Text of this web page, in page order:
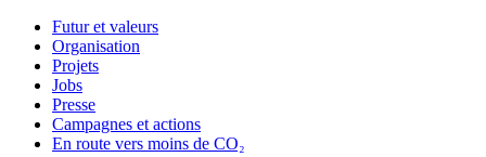
Futur et valeurs
Organisation
Projets
Jobs
Presse
Campagnes et actions
En route vers moins de CO₂